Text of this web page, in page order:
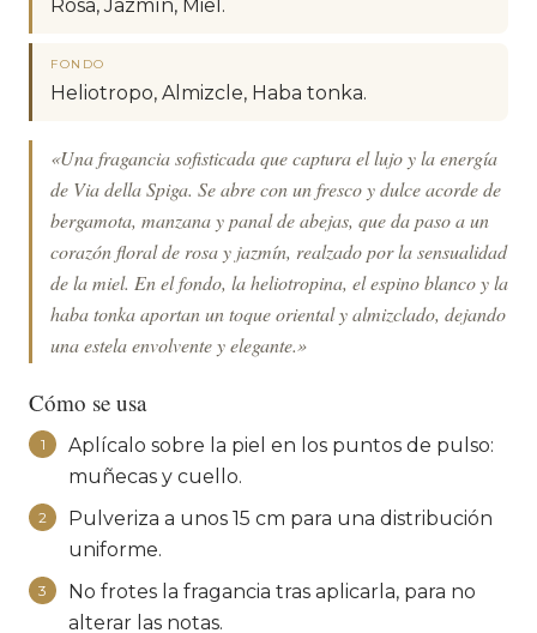
Rosa, Jazmín, Miel.
FONDO
Heliotropo, Almizcle, Haba tonka.
«Una fragancia sofisticada que captura el lujo y la energía
de Via della Spiga. Se abre con un fresco y dulce acorde de
bergamota, manzana y panal de abejas, que da paso a un
corazón floral de rosa y jazmín, realzado por la sensualidad
de la miel. En el fondo, la heliotropina, el espino blanco y la
haba tonka aportan un toque oriental y almizclado, dejando
una estela envolvente y elegante.»
Cómo se usa
1
Aplícalo sobre la piel en los puntos de pulso:
muñecas y cuello.
2
Pulveriza a unos 15 cm para una distribución
uniforme.
3
No frotes la fragancia tras aplicarla, para no
alterar las notas.